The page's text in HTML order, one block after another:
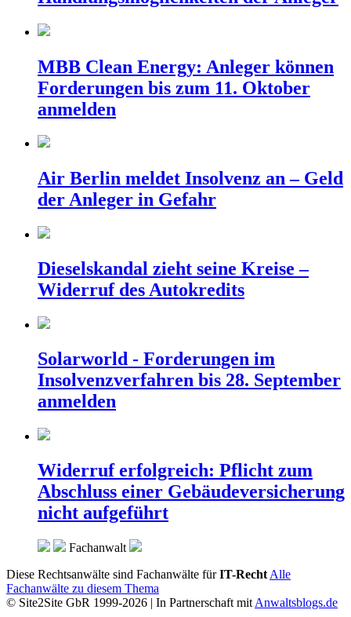
MBB Clean Energy: Anleger können
Forderungen bis zum 11. Oktober
anmelden
Air Berlin meldet Insolvenz an – Geld
der Anleger in Gefahr
Dieselskandal zieht seine Kreise –
Widerruf des Autokredits
Solarworld - Forderungen im
Insolvenzverfahren bis 28. September
anmelden
Widerruf erfolgreich: Pflicht zum
Abschluss einer Gebäudeversicherung
nicht aufgeführt
Fachanwalt
Diese Rechtsanwälte sind Fachanwälte fürIT-Recht Alle
Fachanwälte zu diesem Thema
© Site2Site GbR 1999-2026 | In Partnerschaft mit Anwaltsblogs.de